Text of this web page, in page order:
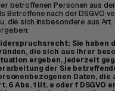
betroffenen Personen aus der
Betroffene nach der DSGVO
die sich insbesondere aus Art.
Sie haben
die sich aus Ihrer
ergeben, jederzeit
der Sie
Daten, die
6 Abs. 1 lit. e oder f DSGVO